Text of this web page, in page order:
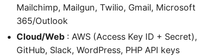
Mailchimp, Mailgun, Twilio, Gmail, Microsoft
365/Outlook
Cloud/Web : AWS (Access Key ID + Secret),
GitHub, Slack, WordPress, PHP API keys